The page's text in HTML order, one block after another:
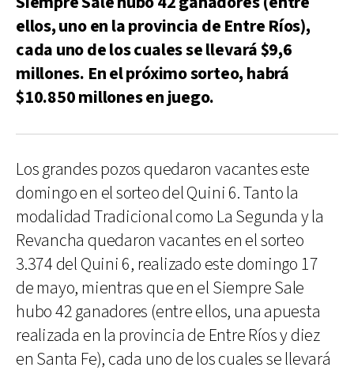
ellos, uno en la provincia de Entre Ríos),
cada uno de los cuales se llevará $9,6
millones. En el próximo sorteo, habrá
$10.850 millones en juego.
Los grandes pozos quedaron vacantes este
domingo en el sorteo del Quini 6. Tanto la
modalidad Tradicional como La Segunda y la
Revancha quedaron vacantes en el sorteo
3.374 del Quini 6, realizado este domingo 17
de mayo, mientras que en el Siempre Sale
hubo 42 ganadores (entre ellos, una apuesta
realizada en la provincia de Entre Ríos y diez
en Santa Fe), cada uno de los cuales se llevará